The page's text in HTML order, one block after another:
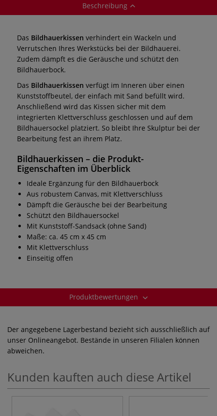
Beschreibung
Das Bildhauerkissen verhindert ein Wackeln und
Verrutschen Ihres Werkstücks bei der Bildhauerei.
Zudem dämpft es die Geräusche und schützt den
Bildhauerbock.
Das Bildhauerkissen verfügt im Inneren über einen
Kunststoffbeutel, der einfach mit Sand befüllt wird.
Anschließend wird das Kissen sicher mit dem
integrierten Klettverschluss geschlossen und auf dem
Bildhauersockel platziert. So bleibt Ihre Skulptur bei der
Bearbeitung fest an ihrem Platz.
Bildhauerkissen – die Produkt-
Eigenschaften im Überblick
Ideale Ergänzung für den Bildhauerbock
Aus robustem Canvas, mit Klettverschluss
Dämpft die Geräusche bei der Bearbeitung
Schützt den Bildhauersockel
Mit Kunststoff-Sandsack (ohne Sand)
Maße: ca. 45 cm x 45 cm
Mit Klettverschluss
Einseitig offen
Produktbewertungen
Der angegebene Lagerbestand bezieht sich ausschließlich auf
unser Onlineangebot. Bestände in unseren Filialen können
abweichen.
Kunden kauften auch diese Artikel